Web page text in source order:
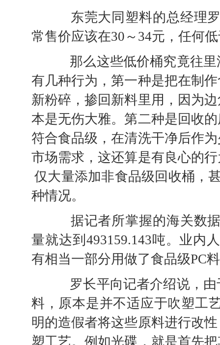
东莞大同塑料的总经理罗
常售价应该在30～34元，任何
那么这些低价桶究竟往里
有几种行为，第一种是把在制
新粉碎，掺回新料里用，因为
本是无伤大雅。第二种是回收
符合食品级，在清洗干净后作
市场需求，这还算是有良心的
仅大量添加非食品级回收桶，
种情况。
据记者所掌握的海关数据
量就达到493159.143吨。业内
有相当一部分用做了食品级PC
罗长平向记者介绍说，由
料，原本是并不适应于吹塑工
明的造假者将这些原料进行改
塑工艺。例如光碟，就是首先